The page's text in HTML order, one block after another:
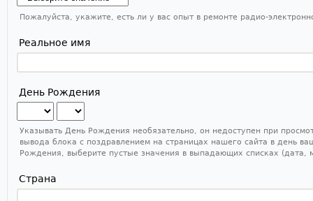
Пожалуйста, укажите, есть ли у вас опыт в ремонте радио-
Реальное имя
День Рождения
Месяц День
Указывать День Рождения необязательно, он недоступен при
вывода блока с поздравлением на страницах нашего сайта в день
Рождения, выберите пустые значения в выпадающих списках (дата,
Страна